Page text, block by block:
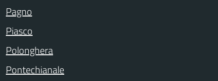
Pagno
Piasco
Polonghera
Pontechianale